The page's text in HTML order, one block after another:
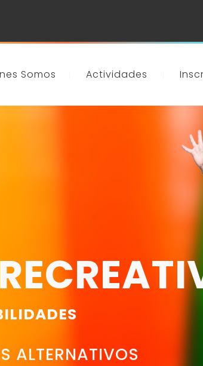
Somos Actividades
ALTERNATIVOS